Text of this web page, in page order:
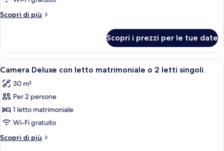
o
2
matrimoniale
singoli
Superior
con
matrimoniale
o
2
letti
singoli
Scopri di più
Altri
Superior
con
letto
o
2
singoli
Scopri i prezzi per le tue date
Apri
tutte
le
foto
per
Camera
Deluxe
con
Camera Deluxe con letto
19
Camera Deluxe con letto matrimoniale o 2 letti singoli
30 m²
Per 2 persone
1 letto matrimoniale
Wi-Fi gratuito
Scopri di più
Altri